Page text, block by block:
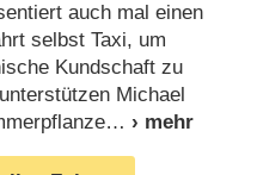
auch mal einen
selbst Taxi, um
Kundschaft zu
Michael